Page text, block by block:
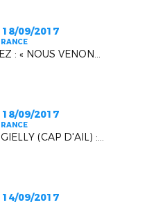
09/2017
SEB. PEREZ : « NOUS VENONS TOUS DU MONDE AMATEUR ! »
09/2017
MICKAËL GIELLY (CAP D'AIL) : "DU POSITIF AVANT LE CHAMPIONNAT"
09/2017